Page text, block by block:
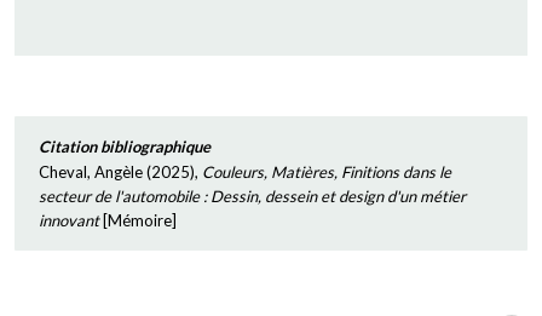
Citation bibliographique
Cheval, Angèle(2025), Couleurs, Matières, Finitions dans le
secteur de l'automobile : Dessin, dessein et design d'un métier
innovant[Mémoire]